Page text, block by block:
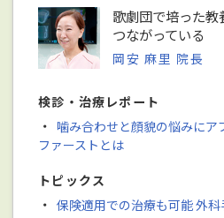
歌劇団で培った
つながっている
岡安 麻里 院長
検診・治療レポート
・ 噛み合わせと顔貌の悩みにア
ファーストとは
トピックス
・ 保険適用での治療も可能 外